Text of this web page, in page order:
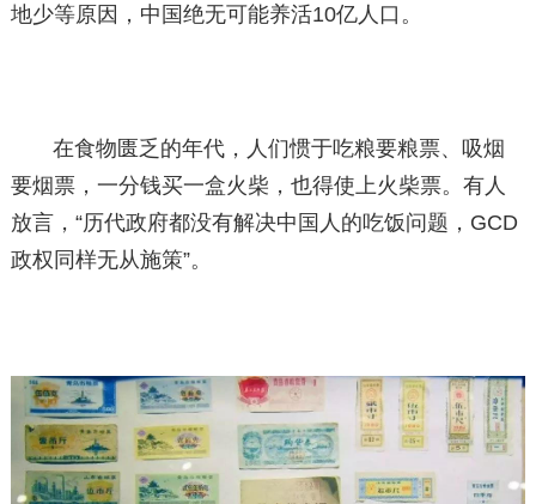
地少等原因，中国绝无可能养活10亿人口。
在食物匮乏的年代，人们惯于吃粮要粮票、吸烟
要烟票，一分钱买一盒火柴，也得使上火柴票。有人
放言，“历代政府都没有解决中国人的吃饭问题，GCD
政权同样无从施策”。